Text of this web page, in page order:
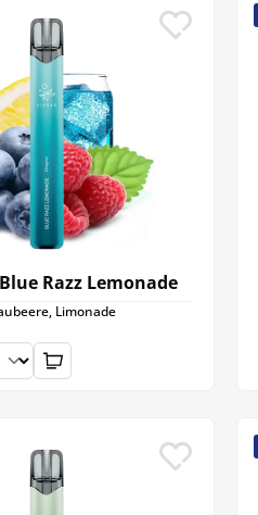
Razz Lemonade
Limonade